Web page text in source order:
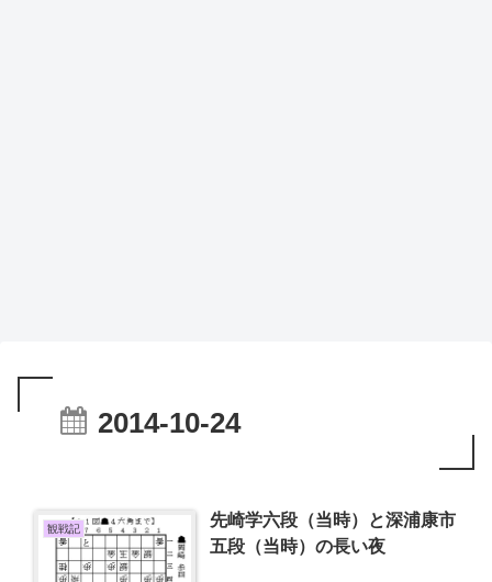
2014-10-24
観戦記
先崎学六段（当時）と深浦康市
五段（当時）の長い夜